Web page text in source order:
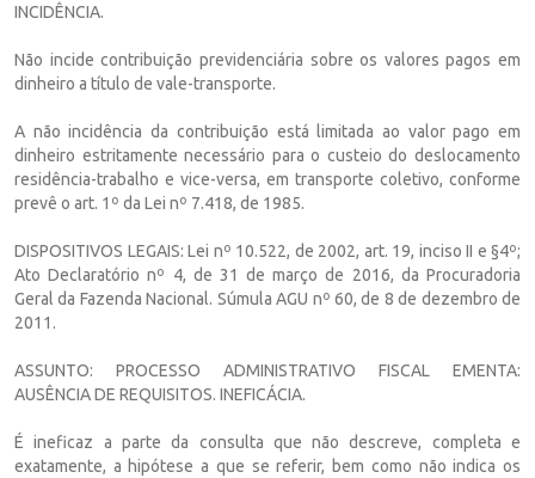
INCIDÊNCIA.
Não incide contribuição previdenciária sobre os valores pagos em
dinheiro a título de vale-transporte.
A não incidência da contribuição está limitada ao valor pago em
dinheiro estritamente necessário para o custeio do deslocamento
residência-trabalho e vice-versa, em transporte coletivo, conforme
prevê o art. 1º da Lei nº 7.418, de 1985.
DISPOSITIVOS LEGAIS: Lei nº 10.522, de 2002, art. 19, inciso II e §4º;
Ato Declaratório nº 4, de 31 de março de 2016, da Procuradoria
Geral da Fazenda Nacional. Súmula AGU nº 60, de 8 de dezembro de
2011.
ASSUNTO: PROCESSO ADMINISTRATIVO FISCAL EMENTA:
AUSÊNCIA DE REQUISITOS. INEFICÁCIA.
É ineficaz a parte da consulta que não descreve, completa e
exatamente, a hipótese a que se referir, bem como não indica os